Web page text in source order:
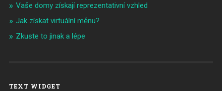
Vaše domy získají reprezentativní vzhled
Jak získat virtuální měnu?
Zkuste to jinak a lépe
TEXT WIDGET